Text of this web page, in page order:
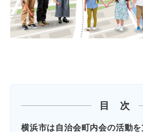
目 次
横浜市は自治会町内会の活動を